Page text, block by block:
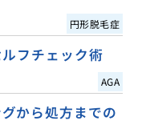
円形脱毛症
フチェック術
AGA
から処方までの